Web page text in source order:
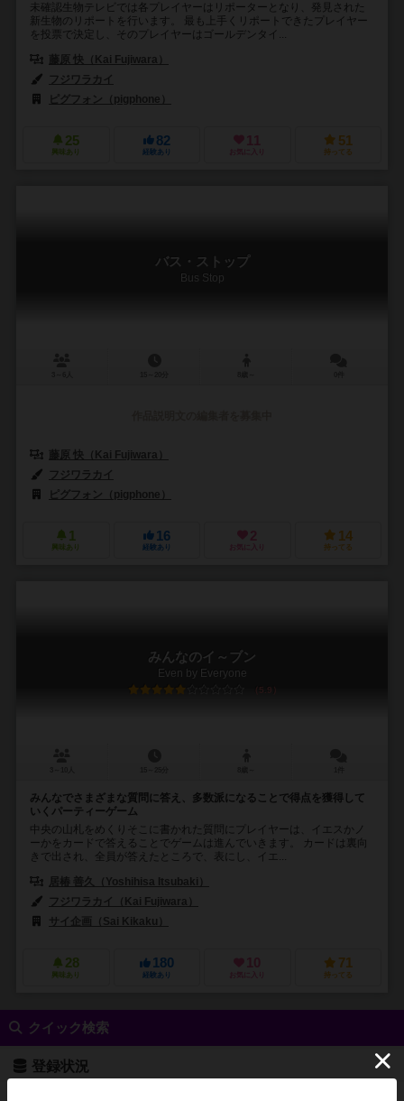
未確認生物テレビでは各プレイヤーはリポーターとなり、発見された
新生物のリポートを行います。 最も上手くリポートできたプレイヤー
を投票で決定し、そのプレイヤーはゴールデンタイ...
藤原 快（Kai Fujiwara）
フジワラカイ
ピグフォン（pigphone）
25
興味あり
82
経験あり
11
お気に入り
51
持ってる
バス・ストップ
Bus Stop
藤原 快（Kai Fujiwara）
フジワラカイ
ピグフォン（pigphone）
1
興味あり
16
経験あり
2
お気に入り
14
持ってる
みんなのイ～ブン
Even by Everyone
5.9
みんなでさまざまな質問に答え、多数派になることで得点を獲得して
いくパーティーゲーム
中央の山札をめくりそこに書かれた質問にプレイヤーは、イエスかノ
ーかをカードで答えることでゲームは進んでいきます。 カードは裏向
きで出され、全員が答えたところで、表にし、イエ...
居椿 善久（Yoshihisa Itsubaki）
フジワラカイ（Kai Fujiwara）
サイ企画（Sai Kikaku）
28
興味あり
180
経験あり
10
お気に入り
71
持ってる
クイック検索
登録状況